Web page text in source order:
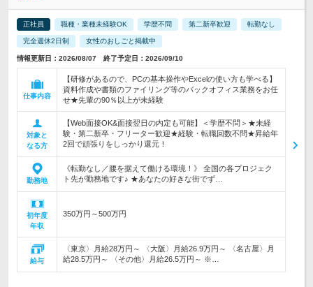
正社員 職種・業種未経験OK 学歴不問 第二新卒歓迎 転勤なし
完全週休2日制 女性のおしごと掲載中
情報更新日：2026/08/07 終了予定日：2026/09/10
仕事内容
【研修があるので、PCの基本操作やExcelの使い方も学べる】
資料作成や書類のファイリング等のバックオフィス業務をお任
せ★先輩の90％以上が未経験
対象と
なる方
【Web面接OK&面接翌日の内定も可能】＜学歴不問＞★未経
験・第二新卒・フリーター歓迎★経験・転職回数不問★昇給年
2回で頑張りをしっかり還元！
勤務地
《転勤なし／腰を据えて働ける環境！》 全国の各プロジェク
ト先が勤務地です♪ ★あなたの好きな街でず…
初年度
年収
350万円～500万円
給与
〈東京〉月給28万円～ 〈大阪〉月給26.9万円～ 〈名古屋〉月
給28.5万円～ 〈その他〉月給26.5万円～ ※…